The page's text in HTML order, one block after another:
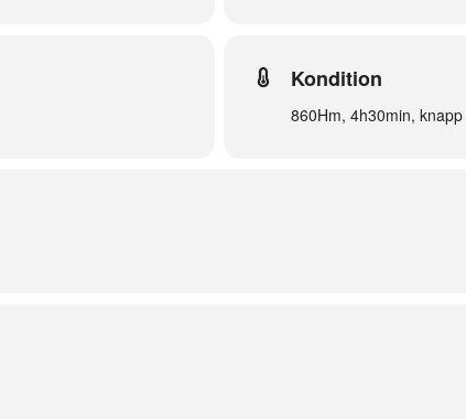
Kondition
860Hm, 4h30min,